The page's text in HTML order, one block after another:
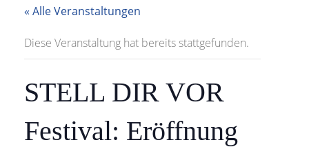
« Alle Veranstaltungen
Diese Veranstaltung hat bereits stattgefunden.
STELL DIR VOR
Festival: Eröffnung